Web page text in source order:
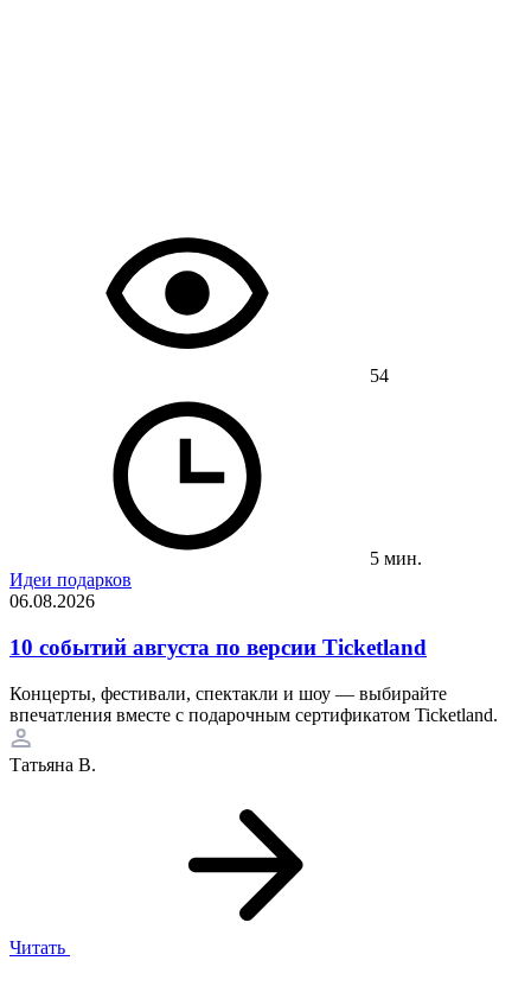
54
5 мин.
Идеи подарков
06.08.2026
10 событий августа по версии Ticketland
Концерты, фестивали, спектакли и шоу — выбирайте
впечатления вместе с подарочным сертификатом Ticketland.
Татьяна В.
Читать